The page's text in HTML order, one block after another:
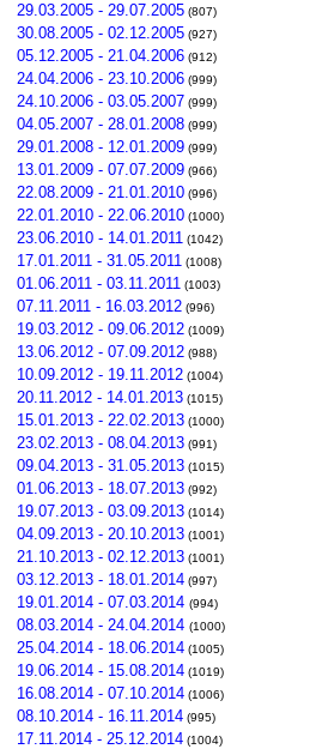
29.03.2005 - 29.07.2005 (807)
30.08.2005 - 02.12.2005 (927)
05.12.2005 - 21.04.2006 (912)
24.04.2006 - 23.10.2006 (999)
24.10.2006 - 03.05.2007 (999)
04.05.2007 - 28.01.2008 (999)
29.01.2008 - 12.01.2009 (999)
13.01.2009 - 07.07.2009 (966)
22.08.2009 - 21.01.2010 (996)
22.01.2010 - 22.06.2010 (1000)
23.06.2010 - 14.01.2011 (1042)
17.01.2011 - 31.05.2011 (1008)
01.06.2011 - 03.11.2011 (1003)
07.11.2011 - 16.03.2012 (996)
19.03.2012 - 09.06.2012 (1009)
13.06.2012 - 07.09.2012 (988)
10.09.2012 - 19.11.2012 (1004)
20.11.2012 - 14.01.2013 (1015)
15.01.2013 - 22.02.2013 (1000)
23.02.2013 - 08.04.2013 (991)
09.04.2013 - 31.05.2013 (1015)
01.06.2013 - 18.07.2013 (992)
19.07.2013 - 03.09.2013 (1014)
04.09.2013 - 20.10.2013 (1001)
21.10.2013 - 02.12.2013 (1001)
03.12.2013 - 18.01.2014 (997)
19.01.2014 - 07.03.2014 (994)
08.03.2014 - 24.04.2014 (1000)
25.04.2014 - 18.06.2014 (1005)
19.06.2014 - 15.08.2014 (1019)
16.08.2014 - 07.10.2014 (1006)
08.10.2014 - 16.11.2014 (995)
17.11.2014 - 25.12.2014 (1004)